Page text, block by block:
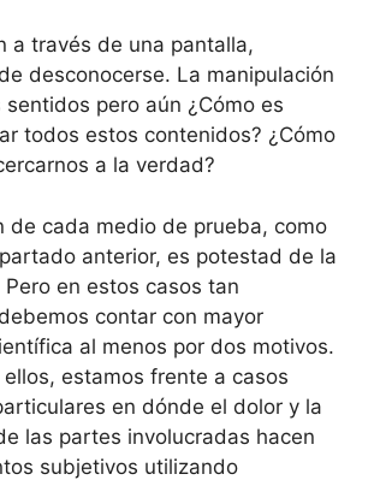
a través de una pantalla,
desconocerse. La manipulación
pero aún ¿Cómo es
todos estos contenidos? ¿Cómo
a la verdad?
de cada medio de prueba, como
anterior, es potestad de la
en estos casos tan
contar con mayor
al menos por dos motivos.
ellos, estamos frente a casos
en dónde el dolor y la
las partes involucradas hacen
subjetivos utilizando